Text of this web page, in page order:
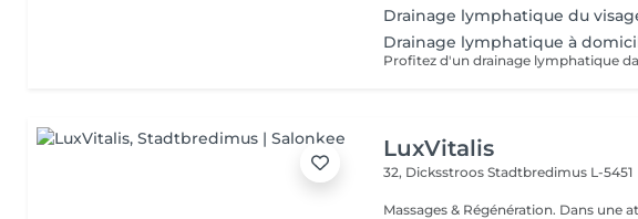
Drainage lymphatique du
Drainage lymphatique à
LuxVitalis
32, DicksstroosStadtbredimus L-5451
Massages & Régénération. Dans une